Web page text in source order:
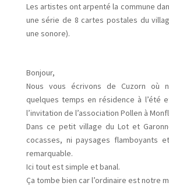
Les artistes ont arpenté la commune
une série de 8 cartes postales du
une sonore).
Bonjour,
Nous vous écrivons de Cuzorn où
quelques temps en résidence à l’été
l’invitation de l’association Pollen à
Dans ce petit village du Lot et
cocasses, ni paysages flamboyants
remarquable.
Ici tout est simple et banal.
Ça tombe bien car l’ordinaire est notre